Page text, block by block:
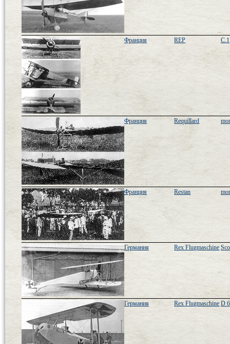
Франция REP C.1
Франция Requillard
Франция Restan
Германия Rex Flugmaschine
Германия Rex Flugmaschine D 6